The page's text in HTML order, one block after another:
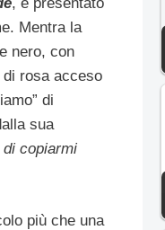
Mentra la
nero, con
rosa acceso
di
sua
copiarmi
più che una